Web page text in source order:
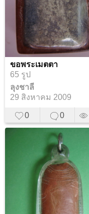
ขอพระเมตตา
65 รูป
ลุงชาลี
29 สิงหาคม 2009
0 0